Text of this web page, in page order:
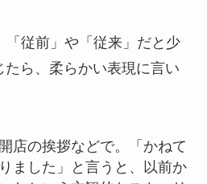
「従前」や「従来」だと少
たら、柔らかい表現に言い
開店の挨拶などで。「かねて
ました」と言うと、以前か